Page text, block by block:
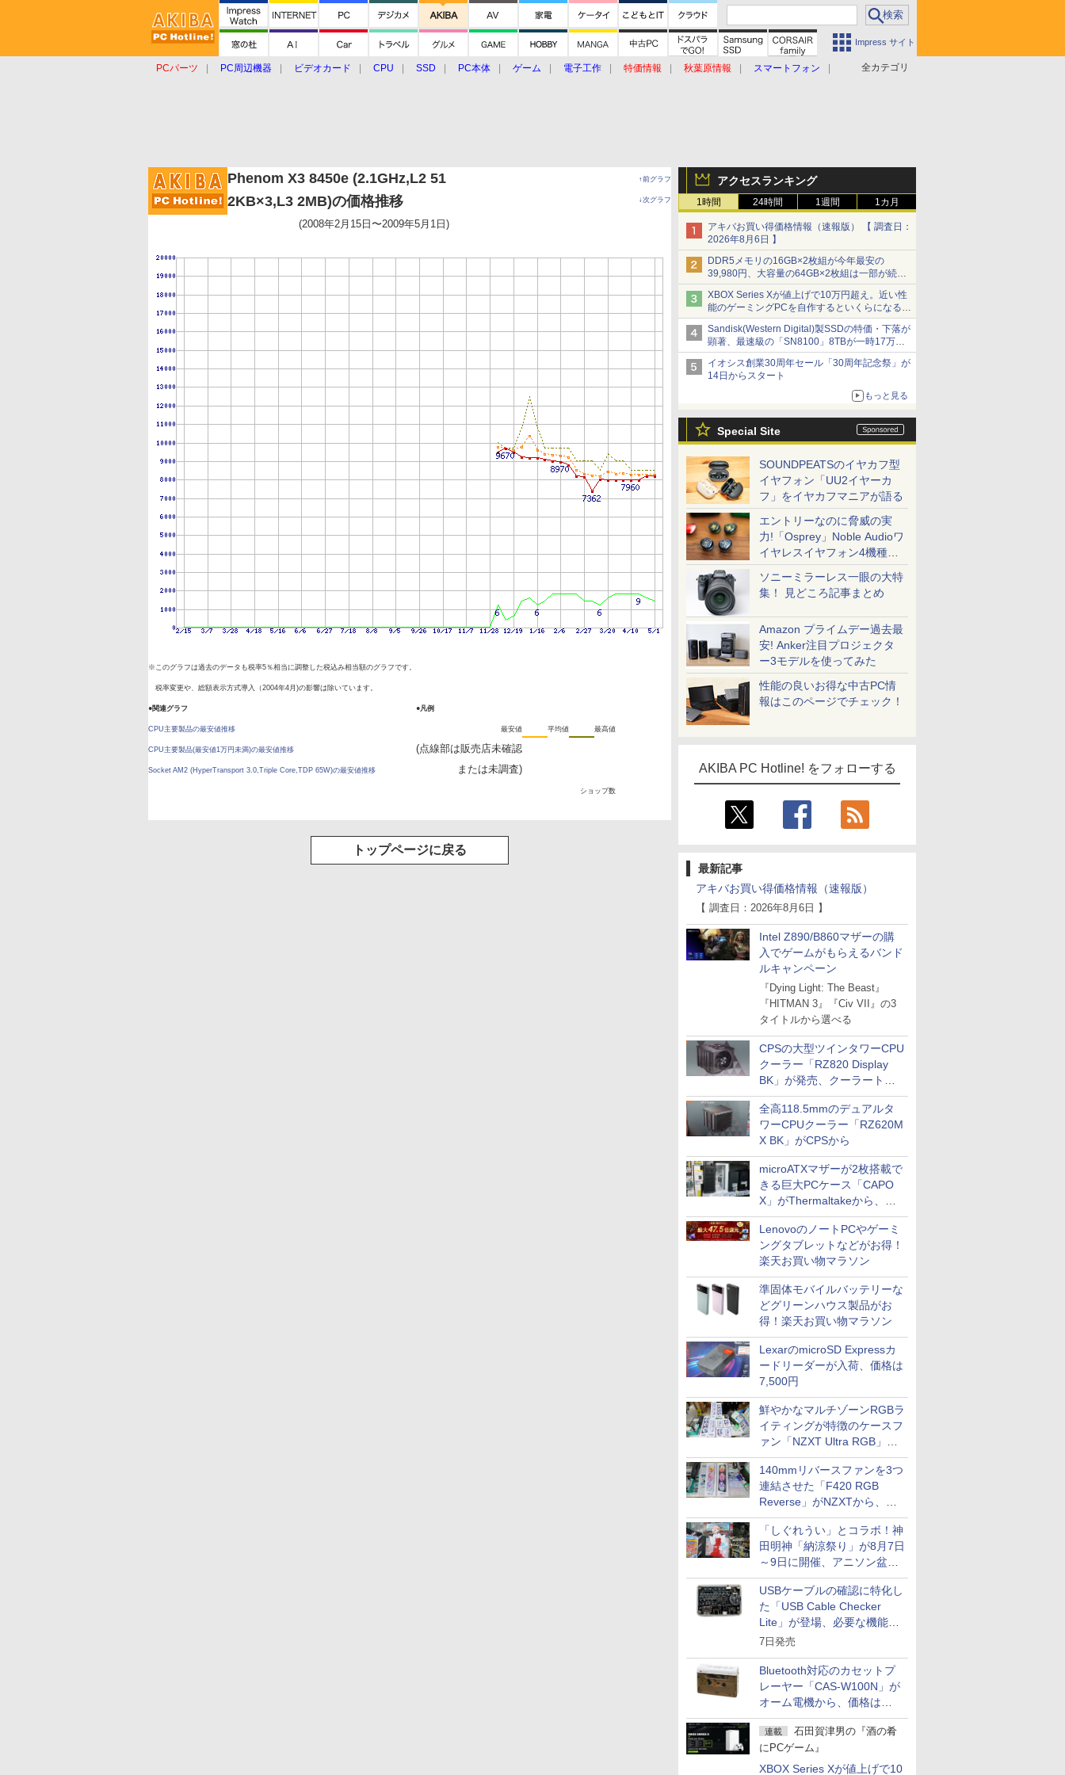
Impress サイト
全カテゴリ
PCパーツ PC周辺機器 ビデオカード CPU SSD PC本体 ゲーム 電子工作 特価情報 秋葉原情報
スマートフォン
アクセスランキング
1時間 24時間 1週間 1カ月
アキバお買い得価格情報（速報版） 【 調査日：
2026年8月6日 】
DDR5メモリの16GB×2枚組が今年最安の
39,980円、大容量の64GB×2枚組は一部が続騰
[8月前半のメモリ価格]
XBOX Series Xが値上げで10万円超え。近い性
能のゲーミングPCを自作するといくらになる？
【石田賀津男の『酒の肴にPCゲーム』】
Sandisk(Western Digital)製SSDの特価・下落が
顕著、最速級の「SN8100」8TBが一時17万円
割れ [8月前半のSSD価格]
イオシス創業30周年セール「30周年記念祭」が
14日からスタート
もっと見る
Special Site
SOUNDPEATSのイヤカフ型
イヤフォン「UU2イヤーカ
フ」をイヤカフマニアが語る
エントリーなのに脅威の実
力!「Osprey」Noble Audioワ
イヤレスイヤフォン4機種を
一気に聴く
ソニーミラーレス一眼の大特
集！ 見どころ記事まとめ
Amazon プライムデー過去最
安! Anker注目プロジェクタ
ー3モデルを使ってみた
性能の良いお得な中古PC情
報はこのページでチェック！
AKIBA PC Hotline! をフォローする
最新記事
アキバお買い得価格情報（速報版）
【 調査日：2026年8月6日 】
Intel Z890/B860マザーの購
入でゲームがもらえるバンド
ルキャンペーン
『Dying Light: The Beast』
『HITMAN 3』『Civ VII』の3
タイトルから選べる
CPSの大型ツインタワーCPU
クーラー「RZ820 Display
BK」が発売、クーラートッ
プに5インチ液晶搭載
全高118.5mmのデュアルタ
ワーCPUクーラー「RZ620M
X BK」がCPSから
microATXマザーが2枚搭載で
きる巨大PCケース「CAPO
X」がThermaltakeから、カ
ラーは2色
LenovoのノートPCやゲーミ
ングタブレットなどがお得！
楽天お買い物マラソン
準固体モバイルバッテリーな
どグリーンハウス製品がお
得！楽天お買い物マラソン
LexarのmicroSD Expressカ
ードリーダーが入荷、価格は
7,500円
鮮やかなマルチゾーンRGBラ
イティングが特徴のケースフ
ァン「NZXT Ultra RGB」が
発売、計8製品
140mmリバースファンを3つ
連結させた「F420 RGB
Reverse」がNZXTから、単
一フレーム採用
「しぐれうい」とコラボ！神
田明神「納涼祭り」が8月7日
～9日に開催、アニソン盆踊
りや屋台グルメなどもあり
USBケーブルの確認に特化し
た「USB Cable Checker
Lite」が登場、必要な機能を
凝縮しコンパクトに
7日発売
Bluetooth対応のカセットプ
レーヤー「CAS-W100N」が
オーム電機から、価格は
5,940円
連載
石田賀津男の『酒の肴
にPCゲーム』
XBOX Series Xが値上げで10
Phenom X3 8450e (2.1GHz,L2 51
2KB×3,L3 2MB)の価格推移
↑前グラフ
↓次グラフ
(2008年2月15日〜2009年5月1日)
※このグラフは過去のデータも税率5％相当に調整した税込み相当額のグラフです。
税率変更や、総額表示方式導入（2004年4月)の影響は除いています。
●関連グラフ
CPU主要製品の最安値推移
CPU主要製品(最安値1万円未満)の最安値推移
Socket AM2 (HyperTransport 3.0,Triple Core,TDP 65W)の最安値推移
●凡例
最安値
(点線部は販売店未確認
または未調査)
平均値 最高値
ショップ数
トップページに戻る